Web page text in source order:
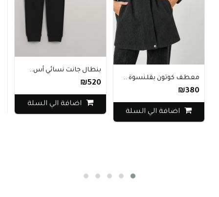
معطف كوتون بقلنسوة ..
₪380
اضافة الي السلة
بنطال جانت نسائي أس..
₪520
اضافة الي السلة